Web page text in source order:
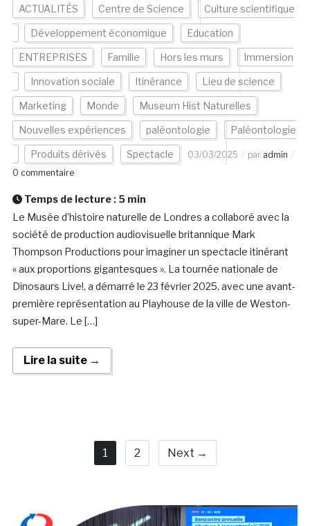
ACTUALITÉS Centre de Science Culture scientifique
Développement économique Education
ENTREPRISES Famille Hors les murs Immersion
Innovation sociale Itinérance Lieu de science
Marketing Monde Museum Hist Naturelles
Nouvelles expériences paléontologie Paléontologie
Produits dérivés Spectacle 03/03/2025 par admin
0 commentaire
Temps de lecture : 5 min
Le Musée d’histoire naturelle de Londres a collaboré avec la
société de production audiovisuelle britannique Mark
Thompson Productions pour imaginer un spectacle itinérant
« aux proportions gigantesques ». La tournée nationale de
Dinosaurs Live!, a démarré le 23 février 2025, avec une avant-
première représentation au Playhouse de la ville de Weston-
super-Mare. Le […]
Lire la suite →
1 2 Next →